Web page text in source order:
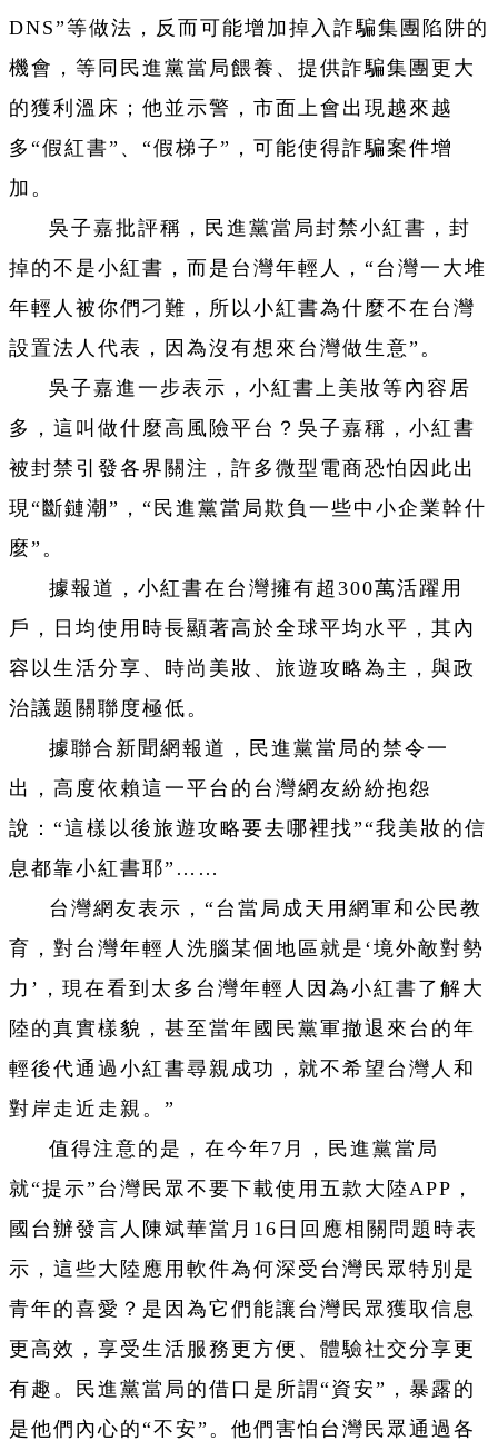
DNS”等做法，反而可能增加掉入詐騙集團陷阱的
機會，等同民進黨當局餵養、提供詐騙集團更大
的獲利溫床；他並示警，市面上會出現越來越
多“假紅書”、“假梯子”，可能使得詐騙案件增
加。
吳子嘉批評稱，民進黨當局封禁小紅書，封
掉的不是小紅書，而是台灣年輕人，“台灣一大堆
年輕人被你們刁難，所以小紅書為什麼不在台灣
設置法人代表，因為沒有想來台灣做生意”。
吳子嘉進一步表示，小紅書上美妝等內容居
多，這叫做什麼高風險平台？吳子嘉稱，小紅書
被封禁引發各界關注，許多微型電商恐怕因此出
現“斷鏈潮”，“民進黨當局欺負一些中小企業幹什
麼”。
據報道，小紅書在台灣擁有超300萬活躍用
戶，日均使用時長顯著高於全球平均水平，其內
容以生活分享、時尚美妝、旅遊攻略為主，與政
治議題關聯度極低。
據聯合新聞網報道，民進黨當局的禁令一
出，高度依賴這一平台的台灣網友紛紛抱怨
說：“這樣以後旅遊攻略要去哪裡找”“我美妝的信
息都靠小紅書耶”……
台灣網友表示，“台當局成天用網軍和公民教
育，對台灣年輕人洗腦某個地區就是‘境外敵對勢
力’，現在看到太多台灣年輕人因為小紅書了解大
陸的真實樣貌，甚至當年國民黨軍撤退來台的年
輕後代通過小紅書尋親成功，就不希望台灣人和
對岸走近走親。”
值得注意的是，在今年7月，民進黨當局
就“提示”台灣民眾不要下載使用五款大陸APP，
國台辦發言人陳斌華當月16日回應相關問題時表
示，這些大陸應用軟件為何深受台灣民眾特別是
青年的喜愛？是因為它們能讓台灣民眾獲取信息
更高效，享受生活服務更方便、體驗社交分享更
有趣。民進黨當局的借口是所謂“資安”，暴露的
是他們內心的“不安”。他們害怕台灣民眾通過各